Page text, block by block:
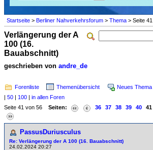
Startseite > Berliner Nahverkehrsforum > Thema > Seite 41
Verlängerung der A
100 (16.
Bauabschnitt)
geschrieben von andre_de
Forenliste Themenübersicht Neues Thema
| 50 | 100 | in allen Foren
Seite 41 von 56 Seiten: 36 37 38 39 40 41
PassusDuriusculus
Re: Verlängerung der A 100 (16. Bauabschnitt)
24.02.2024 20:27